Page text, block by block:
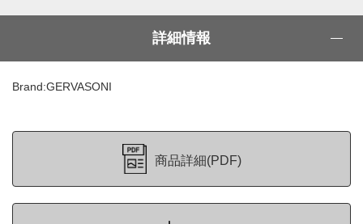
詳細情報
Brand:GERVASONI
商品詳細(PDF)